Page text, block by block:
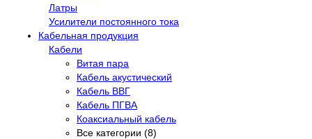
Латры
Усилители постоянного тока
Кабельная продукция
Кабели
Витая пара
Кабель акустический
Кабель ВВГ
Кабель ПГВА
Коаксиальный кабель
Все категории (8)